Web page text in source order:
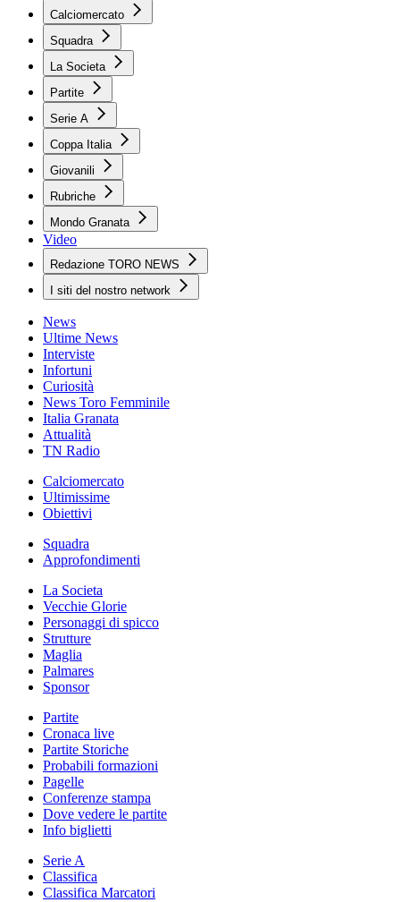
Calciomercato
Squadra
La Societa
Partite
Serie A
Coppa Italia
Giovanili
Rubriche
Mondo Granata
Video
Redazione TORO NEWS
I siti del nostro network
News
Ultime News
Interviste
Infortuni
Curiosità
News Toro Femminile
Italia Granata
Attualità
TN Radio
Calciomercato
Ultimissime
Obiettivi
Squadra
Approfondimenti
La Societa
Vecchie Glorie
Personaggi di spicco
Strutture
Maglia
Palmares
Sponsor
Partite
Cronaca live
Partite Storiche
Probabili formazioni
Pagelle
Conferenze stampa
Dove vedere le partite
Info biglietti
Serie A
Classifica
Classifica Marcatori